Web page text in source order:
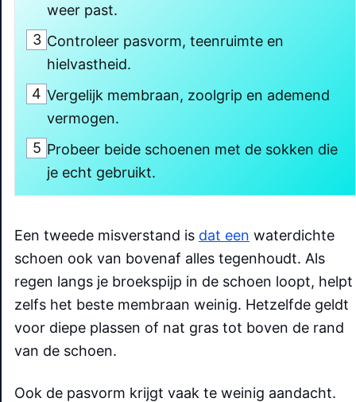
weer past.
3 Controleer pasvorm, teenruimte en
hielvastheid.
4 Vergelijk membraan, zoolgrip en ademend
vermogen.
5 Probeer beide schoenen met de sokken die
je echt gebruikt.
Een tweede misverstand is dat een waterdichte
schoen ook van bovenaf alles tegenhoudt. Als
regen langs je broekspijp in de schoen loopt, helpt
zelfs het beste membraan weinig. Hetzelfde geldt
voor diepe plassen of nat gras tot boven de rand
van de schoen.
Ook de pasvorm krijgt vaak te weinig aandacht.